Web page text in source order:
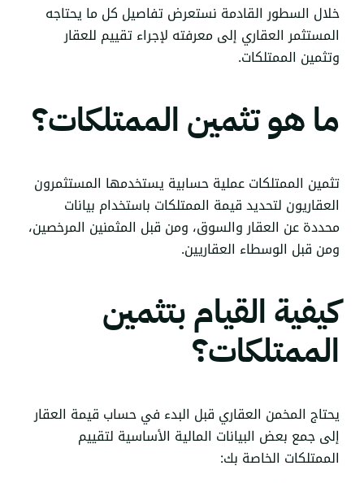
خلال السطور القادمة نستعرض تفاصيل كل ما يحتاجه
المستثمر العقاري إلى معرفته لإجراء تقييم للعقار
وتثمين الممتلكات.
ما هو تثمين الممتلكات؟
تثمين الممتلكات عملية حسابية يستخدمها المستثمرون
العقاريون لتحديد قيمة الممتلكات باستخدام بيانات
محددة عن العقار والسوق، ومن قبل المثمنين المرخصين،
ومن قبل الوسطاء العقاريين.
كيفية القيام بتثمين
الممتلكات؟
يحتاج المخمن العقاري قبل البدء في حساب قيمة العقار
إلى جمع بعض البيانات المالية الأساسية لتقييم
الممتلكات الخاصة بك: